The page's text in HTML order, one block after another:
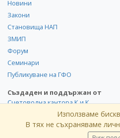
Новини
Закони
Становища НАП
ЗМИП
Форум
Семинари
Публикуване на ГФО
Създаден и поддържан от
Счетоводна кантора К и К
.info
2008-2026 Всички права
публикуването на част
Използваме
В тях не съхраняваме